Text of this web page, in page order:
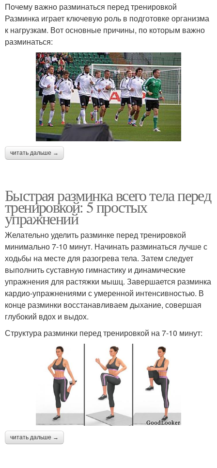
Почему важно разминаться перед тренировкой
Разминка играет ключевую роль в подготовке организма
к нагрузкам. Вот основные причины, по которым важно
разминаться:
читать дальше →
Быстрая разминка всего тела перед
тренировкой: 5 простых
упражнений
Желательно уделить разминке перед тренировкой
минимально 7-10 минут. Начинать разминаться лучше с
ходьбы на месте для разогрева тела. Затем следует
выполнить суставную гимнастику и динамические
упражнения для растяжки мышц. Завершается разминка
кардио-упражнениями с умеренной интенсивностью. В
конце разминки восстанавливаем дыхание, совершая
глубокий вдох и выдох.
Структура разминки перед тренировкой на 7-10 минут:
читать дальше →